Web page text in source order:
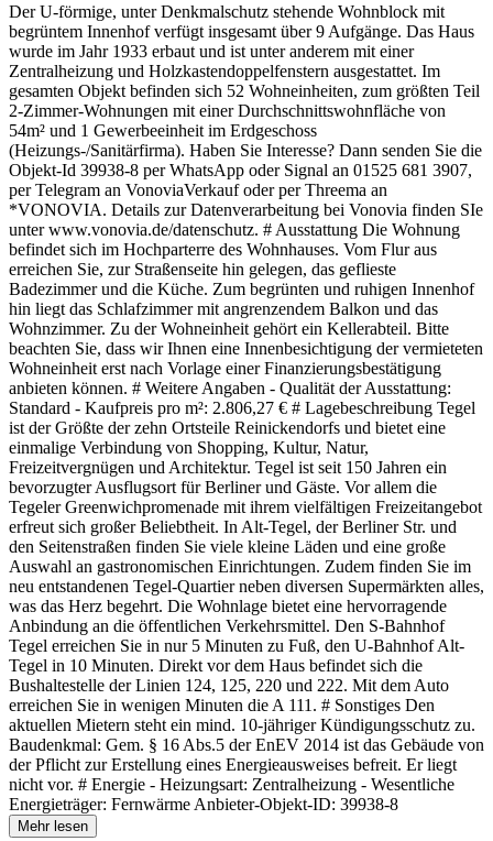
Der U-förmige, unter Denkmalschutz stehende Wohnblock mit
begrüntem Innenhof verfügt insgesamt über 9 Aufgänge. Das Haus
wurde im Jahr 1933 erbaut und ist unter anderem mit einer
Zentralheizung und Holzkastendoppelfenstern ausgestattet. Im
gesamten Objekt befinden sich 52 Wohneinheiten, zum größten Teil
2-Zimmer-Wohnungen mit einer Durchschnittswohnfläche von
54m² und 1 Gewerbeeinheit im Erdgeschoss
(Heizungs-/Sanitärfirma). Haben Sie Interesse? Dann senden Sie die
Objekt-Id 39938-8 per WhatsApp oder Signal an 01525 681 3907,
per Telegram an VonoviaVerkauf oder per Threema an
*VONOVIA. Details zur Datenverarbeitung bei Vonovia finden SIe
unter www.vonovia.de/datenschutz. # Ausstattung Die Wohnung
befindet sich im Hochparterre des Wohnhauses. Vom Flur aus
erreichen Sie, zur Straßenseite hin gelegen, das geflieste
Badezimmer und die Küche. Zum begrünten und ruhigen Innenhof
hin liegt das Schlafzimmer mit angrenzendem Balkon und das
Wohnzimmer. Zu der Wohneinheit gehört ein Kellerabteil. Bitte
beachten Sie, dass wir Ihnen eine Innenbesichtigung der vermieteten
Wohneinheit erst nach Vorlage einer Finanzierungsbestätigung
anbieten können. # Weitere Angaben - Qualität der Ausstattung:
Standard - Kaufpreis pro m²: 2.806,27 € # Lagebeschreibung Tegel
ist der Größte der zehn Ortsteile Reinickendorfs und bietet eine
einmalige Verbindung von Shopping, Kultur, Natur,
Freizeitvergnügen und Architektur. Tegel ist seit 150 Jahren ein
bevorzugter Ausflugsort für Berliner und Gäste. Vor allem die
Tegeler Greenwichpromenade mit ihrem vielfältigen Freizeitangebot
erfreut sich großer Beliebtheit. In Alt-Tegel, der Berliner Str. und
den Seitenstraßen finden Sie viele kleine Läden und eine große
Auswahl an gastronomischen Einrichtungen. Zudem finden Sie im
neu entstandenen Tegel-Quartier neben diversen Supermärkten alles,
was das Herz begehrt. Die Wohnlage bietet eine hervorragende
Anbindung an die öffentlichen Verkehrsmittel. Den S-Bahnhof
Tegel erreichen Sie in nur 5 Minuten zu Fuß, den U-Bahnhof Alt-
Tegel in 10 Minuten. Direkt vor dem Haus befindet sich die
Bushaltestelle der Linien 124, 125, 220 und 222. Mit dem Auto
erreichen Sie in wenigen Minuten die A 111. # Sonstiges Den
aktuellen Mietern steht ein mind. 10-jähriger Kündigungsschutz zu.
Baudenkmal: Gem. § 16 Abs.5 der EnEV 2014 ist das Gebäude von
der Pflicht zur Erstellung eines Energieausweises befreit. Er liegt
nicht vor. # Energie - Heizungsart: Zentralheizung - Wesentliche
Energieträger: Fernwärme Anbieter-Objekt-ID: 39938-8
Mehr lesen